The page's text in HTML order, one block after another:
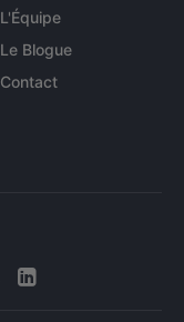
L'Équipe
Le Blogue
Contact